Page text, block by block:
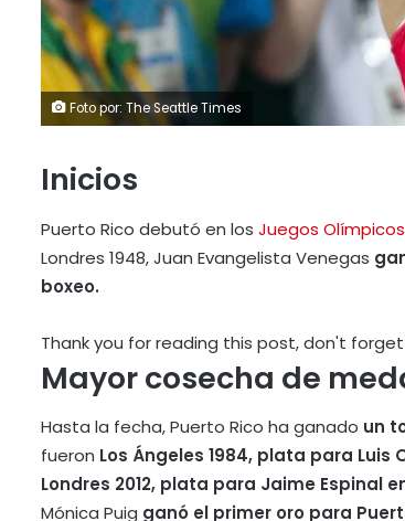
Foto por: The Seattle Times
Inicios
Puerto Rico debutó en los Juegos Olímpicos
Londres 1948, Juan Evangelista Venegas
boxeo.
Thank you for reading this post, don't
Mayor cosecha de
Hasta la fecha, Puerto Rico ha ganado un
fueron Los Ángeles 1984, plata para
Londres 2012, plata para Jaime Espinal
Mónica Puig ganó el primer oro para